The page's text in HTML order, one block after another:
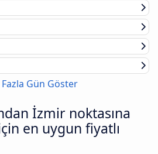
Gün Göster
İzmir noktasına
en uygun fiyatlı